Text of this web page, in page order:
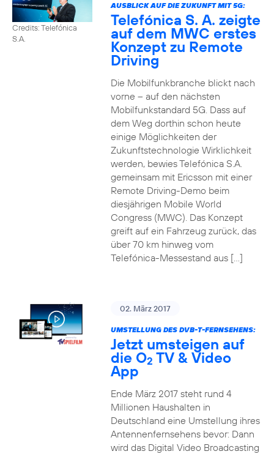
Credits: Telefónica
S.A.
AUSBLICK AUF DIE ZUKUNFT MIT 5G:
Telefónica S. A. zeigte
auf dem MWC erstes
Konzept zu Remote
Driving
Die Mobilfunkbranche blickt nach
vorne – auf den nächsten
Mobilfunkstandard 5G. Dass auf
dem Weg dorthin schon heute
einige Möglichkeiten der
Zukunftstechnologie Wirklichkeit
werden, bewies Telefónica S.A.
gemeinsam mit Ericsson mit einer
Remote Driving-Demo beim
diesjährigen Mobile World
Congress (MWC). Das Konzept
greift auf ein Fahrzeug zurück, das
über 70 km hinweg vom
Telefónica-Messestand aus […]
02. März 2017
UMSTELLUNG DES DVB-T-FERNSEHENS:
Jetzt umsteigen auf
die O2 TV & Video
App
Ende März 2017 steht rund 4
Millionen Haushalten in
Deutschland eine Umstellung ihres
Antennenfernsehens bevor: Dann
wird das Digital Video Broadcasting